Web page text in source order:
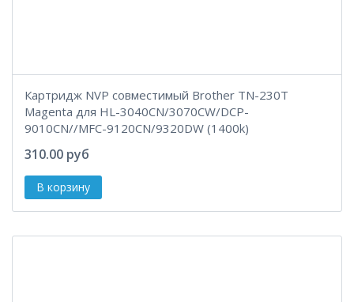
Картридж NVP совместимый Brother TN-230T
Magenta для HL-3040CN/3070CW/DCP-
9010CN//MFC-9120CN/9320DW (1400k)
310.00 руб